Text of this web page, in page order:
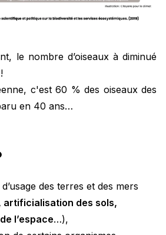
le nombre d’oiseaux à diminué
c'est 60 % des oiseaux des
en 40 ans…
des terres et des mers
des sols,
l’espace…),